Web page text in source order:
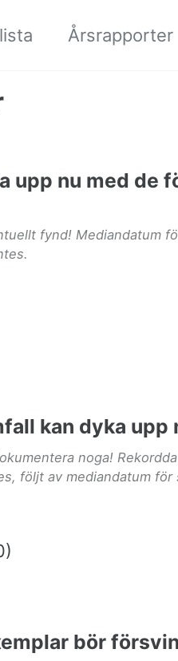
Årsrapporter
upp nu med de
fynd! Mediandatum
kan dyka upp
noga!
följt av mediandatum för
bör